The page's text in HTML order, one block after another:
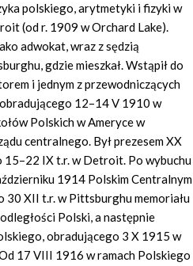
polskiego, arytmetyki i fizyki w
(od r. 1909 w Orchard Lake).
adwokat, wraz z sędzią
gdzie mieszkał. Wstąpił do
i jednym z przewodniczących
12–14 V 1910 w
Polskich w Ameryce w
centralnego. Był prezesem XX
IX t.r. w Detroit. Po wybuchu
1914 Polskim Centralnym
30 XII t.r. w Pittsburghu memoriału
Polski, a następnie
obradującego 3 X 1915 w
17 VIII 1916 w ramach Polskiego